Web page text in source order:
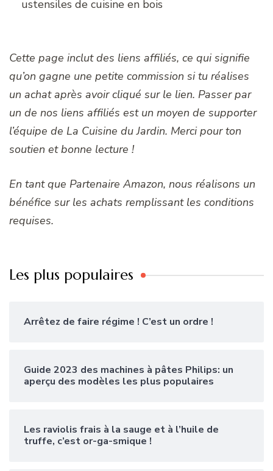
ustensiles de cuisine en bois
Cette page inclut des liens affiliés, ce qui signifie
qu’on gagne une petite commission si tu réalises
un achat après avoir cliqué sur le lien. Passer par
un de nos liens affiliés est un moyen de supporter
l’équipe de La Cuisine du Jardin. Merci pour ton
soutien et bonne lecture !
En tant que Partenaire Amazon, nous réalisons un
bénéfice sur les achats remplissant les conditions
requises.
Les plus populaires
Arrêtez de faire régime ! C’est un ordre !
Guide 2023 des machines à pâtes Philips: un
aperçu des modèles les plus populaires
Les raviolis frais à la sauge et à l’huile de
truffe, c’est or-ga-smique !